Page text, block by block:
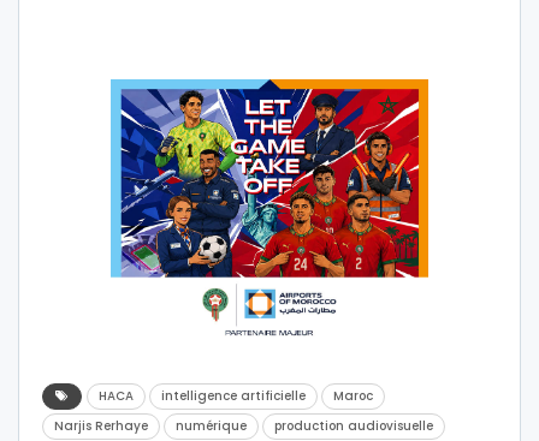
HACA intelligence artificielle
Maroc
Narjis Rerhaye
numérique production audiovisuelle